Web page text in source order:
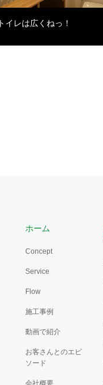
トイレは広くねっ！
ホーム
Concept
Service
Flow
施工事例
動画で紹介
お客さんとのエピ
ソード
会社概要